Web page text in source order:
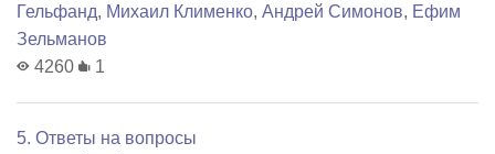
Гельфанд, Михаил Клименко, Андрей Симонов, Ефим
Зельманов
4260
1
5. Ответы на вопросы